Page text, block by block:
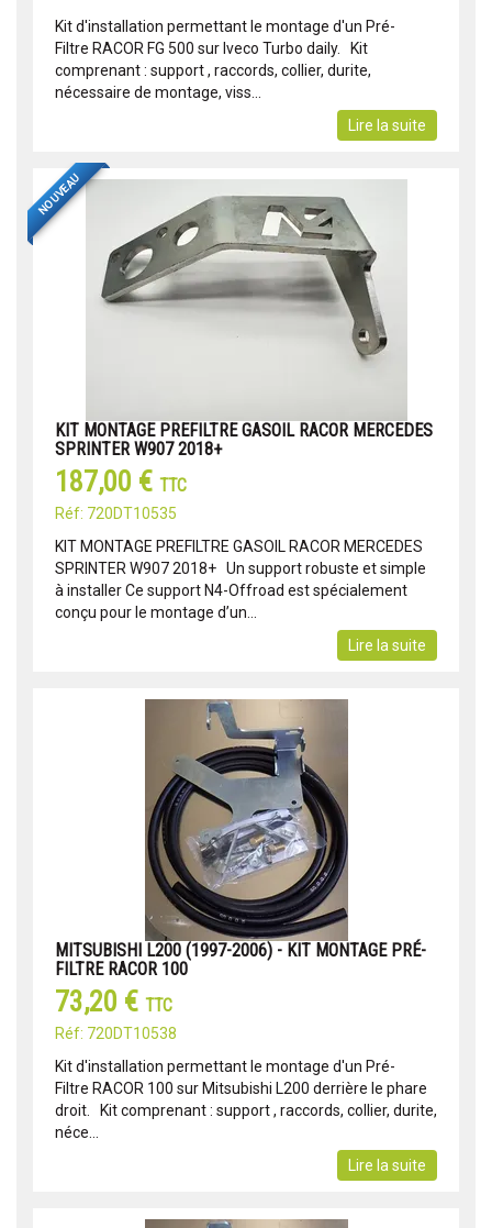
Kit d'installation permettant le montage d'un Pré-
Filtre RACOR FG 500 sur Iveco Turbo daily. Kit
comprenant : support , raccords, collier, durite,
nécessaire de montage, viss...
Lire la suite
NOUVEAU
KIT MONTAGE PREFILTRE GASOIL RACOR MERCEDES
SPRINTER W907 2018+
187,00 € TTC
Réf: 720DT10535
KIT MONTAGE PREFILTRE GASOIL RACOR MERCEDES
SPRINTER W907 2018+ Un support robuste et simple
à installer Ce support N4-Offroad est spécialement
conçu pour le montage d’un...
Lire la suite
MITSUBISHI L200 (1997-2006) - KIT MONTAGE PRÉ-
FILTRE RACOR 100
73,20 € TTC
Réf: 720DT10538
Kit d'installation permettant le montage d'un Pré-
Filtre RACOR 100 sur Mitsubishi L200 derrière le phare
droit. Kit comprenant : support , raccords, collier, durite,
néce...
Lire la suite